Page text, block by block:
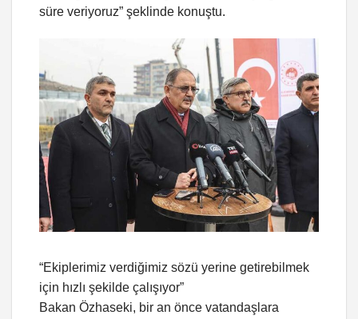
süre veriyoruz” şeklinde konuştu.
“Ekiplerimiz verdiğimiz sözü yerine getirebilmek
için hızlı şekilde çalışıyor”
Bakan Özhaseki, bir an önce vatandaşlara